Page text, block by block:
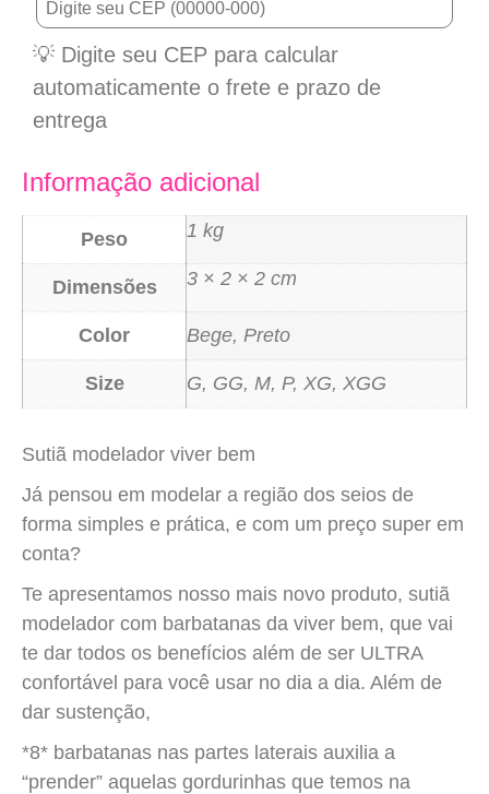
💡 Digite seu CEP para calcular
automaticamente o frete e prazo de
entrega
Informação adicional
Peso 1 kg
Dimensões 3 × 2 × 2 cm
Color Bege, Preto
Size G, GG, M, P, XG, XGG
Sutiã modelador viver bem
Já pensou em modelar a região dos seios de
forma simples e prática, e com um preço super em
conta?
Te apresentamos nosso mais novo produto, sutiã
modelador com barbatanas da viver bem, que vai
te dar todos os benefícios além de ser ULTRA
confortável para você usar no dia a dia. Além de
dar sustenção,
*8* barbatanas nas partes laterais auxilia a
“prender” aquelas gordurinhas que temos na